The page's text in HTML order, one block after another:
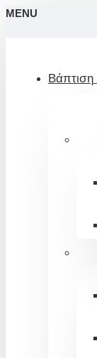
MENU
Βάπτιση